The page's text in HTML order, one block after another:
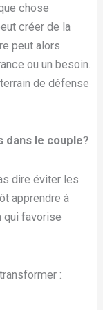
chose
créer de la
peut alors
ou un besoin.
de défense
dans le couple?
dire éviter les
apprendre à
qui favorise
: